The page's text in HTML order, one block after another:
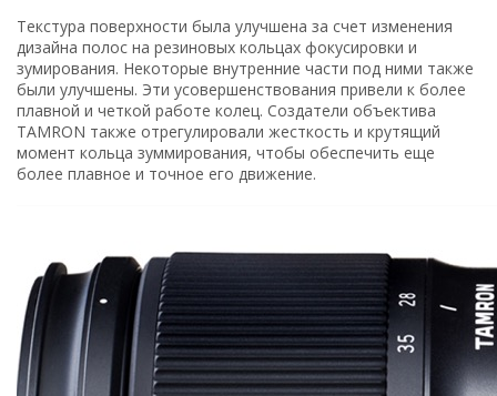
Текстура поверхности была улучшена за счет изменения
дизайна полос на резиновых кольцах фокусировки и
зумирования. Некоторые внутренние части под ними также
были улучшены. Эти усовершенствования привели к более
плавной и четкой работе колец. Создатели объектива
TAMRON также отрегулировали жесткость и крутящий
момент кольца зуммирования, чтобы обеспечить еще
более плавное и точное его движение.